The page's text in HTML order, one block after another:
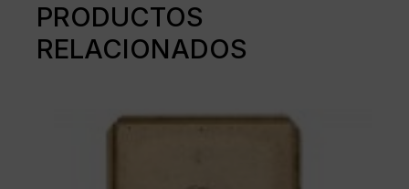
PRODUCTOS
RELACIONADOS